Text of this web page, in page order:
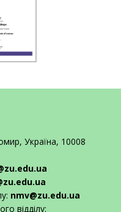
Україна, 10008
nmv@zu.edu.ua
відділу: